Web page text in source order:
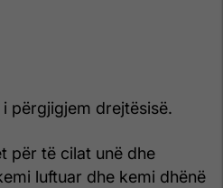
përgjigjem drejtësisë.
për të cilat unë dhe
luftuar dhe kemi dhënë